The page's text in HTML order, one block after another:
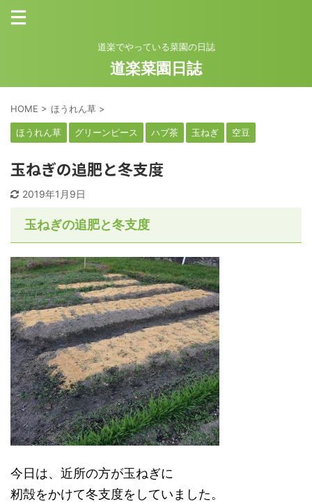
道楽でやっている菜園の日誌
道楽菜園日誌
HOME > ほうれん草 >
ほうれん草 グリーンピース ハブ茶 玉ねぎ 空豆
玉ねぎの追肥と冬支度
2019年1月9日
玉ねぎの追肥と冬支度
今日は、近所の方が玉ねぎに
籾殻をかけて冬支度をしていました。